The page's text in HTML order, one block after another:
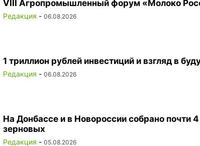
VIII Агропромышленный форум «Молоко
Редакция - 06.08.2026
1 триллион рублей инвестиций и взгляд в
Редакция - 06.08.2026
На Донбассе и в Новороссии собрано почти
зерновых
Редакция - 05.08.2026